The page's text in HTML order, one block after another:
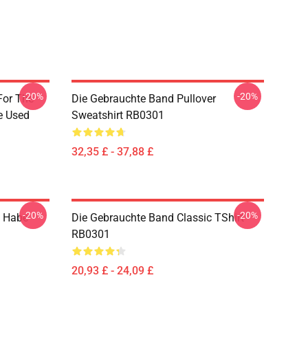
The
Used
-20%
Die Gebrauchte Band Pullover
Sweatshirt RB0301
32,35 £ - 37,88 £
-20%
Habe-20%
Die Gebrauchte Band Classic TShirt
RB0301
20,93 £ - 24,09 £
-20%